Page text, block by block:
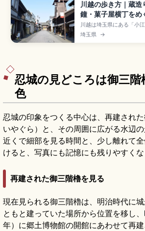
川越の歩き方｜蔵造
鐘・菓子屋横丁をめ
川越は埼玉県にある「小
で、江戸時代の蔵造り建
商店街が見どころです。
埼玉県 →
忍城の見どころは御三階
色
忍城の印象をつくる中心は、再建され
いやぐら）と、その周囲に広がる水辺の
近くで細部を見る時間と、少し離れて
けると、写真にも記憶にも残りやすくな
再建された御三階櫓を見る
現在見られる御三階櫓は、明治時代に
ともと建っていた場所から位置を移し
年）に郷土博物館の開館にあわせて再建